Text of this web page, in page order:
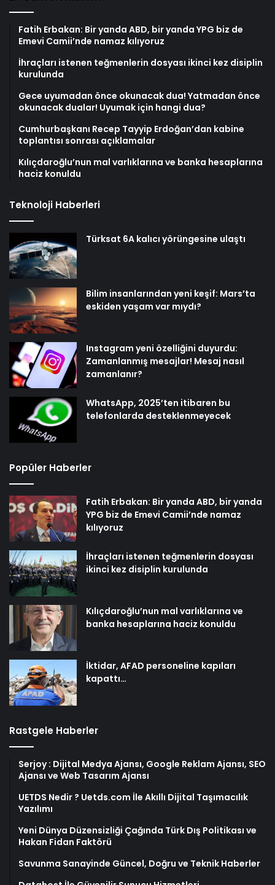
Fatih Erbakan: Bir yanda ABD, bir yanda YPG biz de
Emevi Camii’nde namaz kılıyoruz
İhraçları istenen teğmenlerin dosyası ikinci kez disiplin
kurulunda
Gece uyumadan önce okunacak dua! Yatmadan önce
okunacak dualar! Uyumak için hangi dua?
Cumhurbaşkanı Recep Tayyip Erdoğan’dan kabine
toplantısı sonrası açıklamalar
Kılıçdaroğlu’nun mal varlıklarına ve banka hesaplarına
haciz konuldu
Teknoloji Haberleri
Türksat 6A kalıcı yörüngesine ulaştı
Bilim insanlarından yeni keşif: Mars’ta
eskiden yaşam var mıydı?
Instagram yeni özelliğini duyurdu:
Zamanlanmış mesajlar! Mesaj nasıl
zamanlanır?
WhatsApp, 2025’ten itibaren bu
telefonlarda desteklenmeyecek
Popüler Haberler
Fatih Erbakan: Bir yanda ABD, bir yanda
YPG biz de Emevi Camii’nde namaz
kılıyoruz
İhraçları istenen teğmenlerin dosyası
ikinci kez disiplin kurulunda
Kılıçdaroğlu’nun mal varlıklarına ve
banka hesaplarına haciz konuldu
İktidar, AFAD personeline kapıları
kapattı…
Rastgele Haberler
Serjoy : Dijital Medya Ajansı, Google Reklam Ajansı, SEO
Ajansı ve Web Tasarım Ajansı
UETDS Nedir ? Uetds.com İle Akıllı Dijital Taşımacılık
Yazılımı
Yeni Dünya Düzensizliği Çağında Türk Dış Politikası ve
Hakan Fidan Faktörü
Savunma Sanayinde Güncel, Doğru ve Teknik Haberler